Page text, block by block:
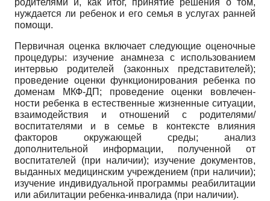
родителями и, как итог, принятие решения о том,
нуждается ли ребенок и его семья в услугах ранней
помощи.
Первичная оценка включает следующие оценочные
процедуры: изучение анамнеза с использованием
интервью родителей (законных представителей);
проведение оценки функционирования ребенка по
доменам МКФ-ДП; проведение оценки вовлечен­
ности ребенка в естественные жизненные ситуации,
взаимодействия и отношений с родителями/
воспитателями и в семье в контексте влияния
факторов окружающей среды; анализ
дополнительной информации, полученной от
воспитателей (при наличии); изучение документов,
выданных медицинским учреждением (при наличии);
изучение индивидуальной программы реабилитации
или абилитации ребенка-инвалида (при наличии).